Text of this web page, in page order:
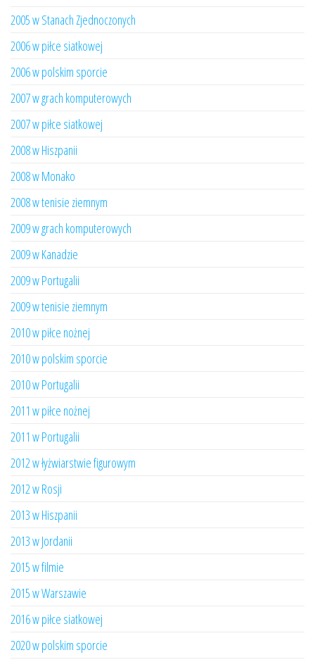
2005 w Stanach Zjednoczonych
2006 w piłce siatkowej
2006 w polskim sporcie
2007 w grach komputerowych
2007 w piłce siatkowej
2008 w Hiszpanii
2008 w Monako
2008 w tenisie ziemnym
2009 w grach komputerowych
2009 w Kanadzie
2009 w Portugalii
2009 w tenisie ziemnym
2010 w piłce nożnej
2010 w polskim sporcie
2010 w Portugalii
2011 w piłce nożnej
2011 w Portugalii
2012 w łyżwiarstwie figurowym
2012 w Rosji
2013 w Hiszpanii
2013 w Jordanii
2015 w filmie
2015 w Warszawie
2016 w piłce siatkowej
2020 w polskim sporcie